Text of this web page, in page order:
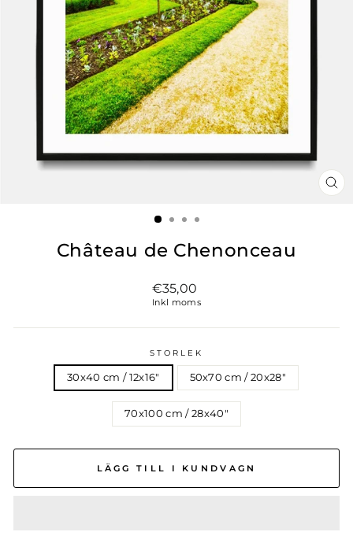
Château de Chenonceau
Vanligt
pris
€35,00
Inkl moms
STORLEK
30x40 cm / 12x16″ 50x70 cm / 20x28″
70x100 cm / 28x40″
LÄGG TILL I KUNDVAGN